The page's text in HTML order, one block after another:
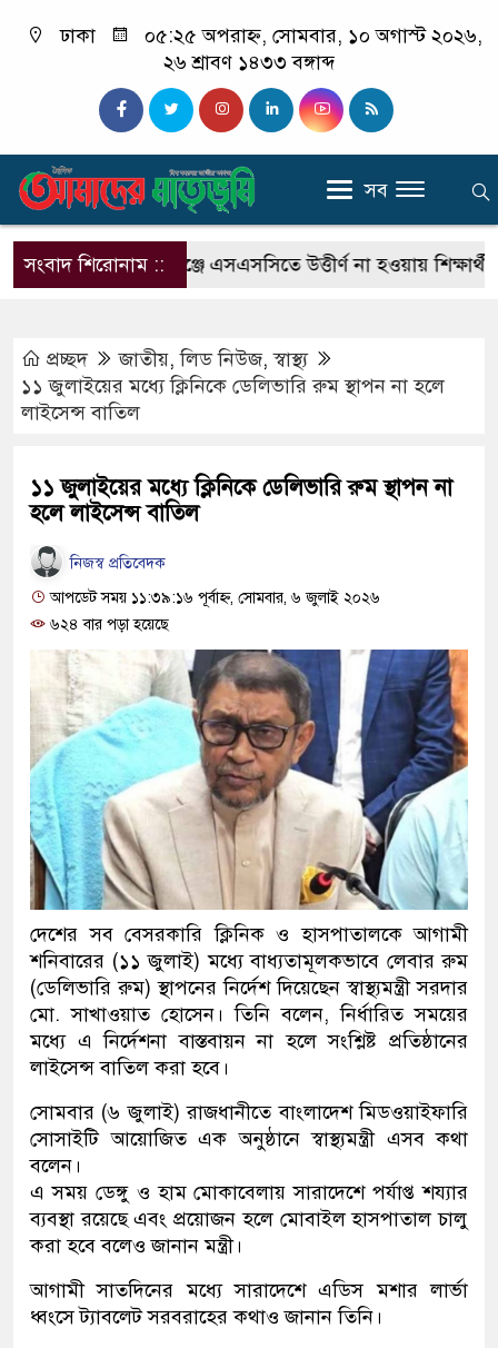
ঢাকা
০৫:২৫ অপরাহ্ন, সোমবার, ১০ অগাস্ট ২০২৬,
২৬ শ্রাবণ ১৪৩৩ বঙ্গাব্দ
সব
সংবাদ শিরোনাম ::
চালক শিবগঞ্জে এসএসসিতে উত্তীর্ণ না হওয়ায় শিক্ষার্থীর মৃত্যু
প্রচ্ছদ জাতীয়,লিড নিউজ,স্বাস্থ্য
১১ জুলাইয়ের মধ্যে ক্লিনিকে ডেলিভারি রুম স্থাপন না হলে
লাইসেন্স বাতিল
১১ জুলাইয়ের মধ্যে ক্লিনিকে ডেলিভারি রুম স্থাপন না
হলে লাইসেন্স বাতিল
নিজস্ব প্রতিবেদক
আপডেট সময় ১১:৩৯:১৬ পূর্বাহ্ন, সোমবার, ৬ জুলাই ২০২৬
৬২৪ বার পড়া হয়েছে
দেশের সব বেসরকারি ক্লিনিক ও হাসপাতালকে আগামী
শনিবারের (১১ জুলাই) মধ্যে বাধ্যতামূলকভাবে লেবার রুম
(ডেলিভারি রুম) স্থাপনের নির্দেশ দিয়েছেন স্বাস্থ্যমন্ত্রী সরদার
মো. সাখাওয়াত হোসেন। তিনি বলেন, নির্ধারিত সময়ের
মধ্যে এ নির্দেশনা বাস্তবায়ন না হলে সংশ্লিষ্ট প্রতিষ্ঠানের
লাইসেন্স বাতিল করা হবে।
সোমবার (৬ জুলাই) রাজধানীতে বাংলাদেশ মিডওয়াইফারি
সোসাইটি আয়োজিত এক অনুষ্ঠানে স্বাস্থ্যমন্ত্রী এসব কথা
বলেন।
এ সময় ডেঙ্গু ও হাম মোকাবেলায় সারাদেশে পর্যাপ্ত শয্যার
ব্যবস্থা রয়েছে এবং প্রয়োজন হলে মোবাইল হাসপাতাল চালু
করা হবে বলেও জানান মন্ত্রী।
আগামী সাতদিনের মধ্যে সারাদেশে এডিস মশার লার্ভা
ধ্বংসে ট্যাবলেট সরবরাহের কথাও জানান তিনি।